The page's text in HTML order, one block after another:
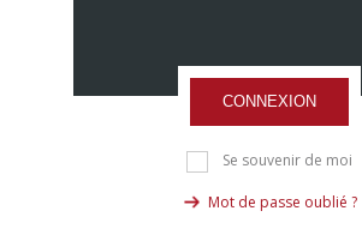
CONNEXION
Se souvenir de moi
Mot de passe oublié ?